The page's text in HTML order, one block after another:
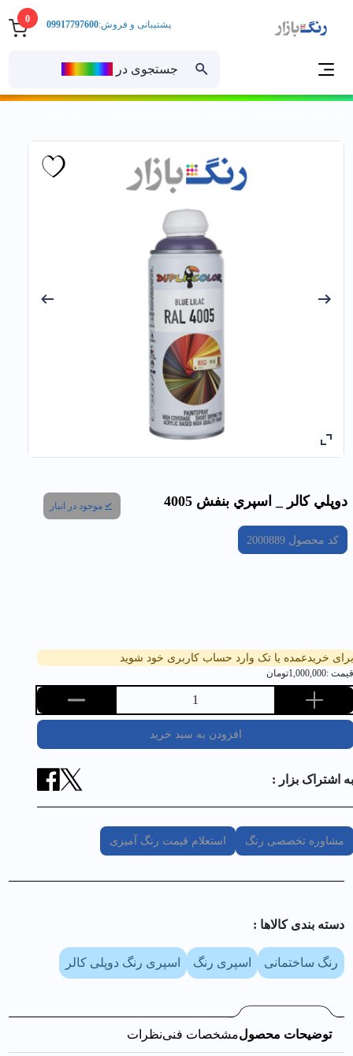
0
جستجوی در
پشتیبانی و فروش:09917797600
دوپلي كالر _ اسپري بنفش 4005 موجود در انبار
کد محصول2000889
برای خریدعمده یا تک وارد حساب کاربری خود شوید
قیمت :1,000,000تومان
1
افزودن به سبد خرید
به اشتراک بزار :
مشاوره تخصصی رنگ استعلام قیمت رنگ آمیزی
دسته بندی کالا‌ها :
رنگ ساختمانی اسپری رنگ اسپری رنگ دوپلی کالر
توضیحات محصولمشخصات فنینظرات